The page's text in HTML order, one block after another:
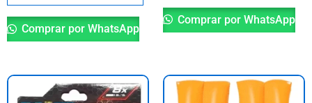
Comprar por WhatsApp
Comprar por WhatsApp